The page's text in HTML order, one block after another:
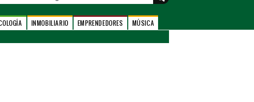
INMOBILIARIO EMPRENDEDORES MÚSICA